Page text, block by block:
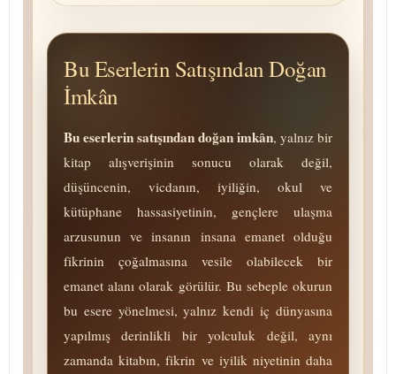
Bu Eserlerin Satışından Doğan
İmkân
Bu eserlerin satışından doğan imkân, yalnız bir
kitap alışverişinin sonucu olarak değil,
düşüncenin, vicdanın, iyiliğin, okul ve
kütüphane hassasiyetinin, gençlere ulaşma
arzusunun ve insanın insana emanet olduğu
fikrinin çoğalmasına vesile olabilecek bir
emanet alanı olarak görülür. Bu sebeple okurun
bu esere yönelmesi, yalnız kendi iç dünyasına
yapılmış de­rin­lik­li bir yolculuk değil, aynı
zamanda kitabın, fikrin ve iyilik niyetinin daha